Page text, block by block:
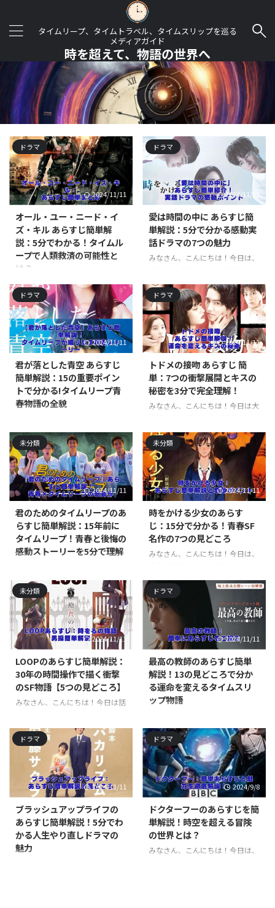
タイムリープ、タイムトラベル、タイムスリップを巡る
メディアガイド
時を超えて、物語の世界へ
ドラマ
2024/11/11
オール・ユー・ニード・イ
ズ・キル あらすじ簡単解
説：5分でわかる！タイムル
ープで人類救済の可能性と
は？
みなさん、こんにちは！今日は、
SF好きにはたまらない映画「オー
ル・ユー・ニード・イズ・キル」
のあらすじを簡単に紹介していき
ますよ。 この作品、タイムルー
プものとアクション映画が融合し
です。 主人公のケイジ少佐が、
宇宙人との戦いで何度も死んでは
蘇るという設定、面白いですよ
ね。 まるでゲームの「リスポー
できるんです。 でも、実際の戦場
では一度のミスが命取り。 その
緊張感がたまりません！ この映
画、単なるSFアクションじゃない
んですよ。 人間の成長や絆 ...
ドラマ
2024/11/11
愛は時間の中に あらすじ簡
単解説：5分で分かる感動実
話ドラマの7つの魅力
みなさん、こんにちは！今日は、
に」について、あらすじを簡単に
紹介しながら、その魅力に迫って
いきたいと思います。 実は私、
この映画を見て涙が止まらなかっ
たんですよ。 皆さんも同じよう
な経験ありますよね？ 「愛は時
間の中に」は、1970年代の日本
を舞台に、心臓疾患を抱える娘の
ために父親が人工心臓開発に挑む
という、実話に基づいた物語なん
です。 タイムトラベルものかと
る、もっと深い作品なんです。 主
人公の坪井宣政を演じる大泉洋さ
...
ドラマ
2024/11/11
君が落とした青空 あらすじ
簡単解説：15の重要ポイン
トで分かる!タイムリープ青
春物語の全貌
青春小説の名作「君が落とした青
空」について、あらすじを簡単に
紹介していきますよ。 この物
語、高校生の恋愛ドラマなんです
が、ちょっと変わったSF要素も入
っているんです。 面白いですよ
ね！ 主人公の実結と修弥は、葵
学院高校に通う普通の高校生。
でも、ある日突然、実結が同じ
11月1日を何度も繰り返すタイム
リープに巻き込まれちゃうんで
が、実は修弥に悲しい運命が待っ
ているんです…。 この作品、高校
生の日常や初恋の甘酸っぱさはも
ちろん、突然の事故という悲劇 ...
ドラマ
2024/11/11
トドメの接吻 あらすじ 簡
単：7つの衝撃展開とキスの
秘密を3分で完全理解！
みなさん、こんにちは！今日は大
いて、簡単にあらすじをご紹介し
ちゃいます。 このドラマ、見逃し
た人も多いんじゃないでしょう
か？ 「トドメの接吻」って、タイ
トルだけ聞くとラブストーリーか
な？って思いますよね。 でも、
実はSFとミステリーが絡み合っ
た、とってもユニークな作品なん
ですよ。 主人公の堂島旺太郎
は、一見イケメンで優しそうなホ
ストなんですが、実は金と権力し
に、タイムリープを繰り返すこと
になるんです。 面白そうじゃな ...
未分類
2024/11/11
君のためのタイムリープのあ
らすじ簡単解説：15年前に
タイムリープ！青春と後悔の
感動ストーリーを5分で理解
湾発の青春映画『君のためのタイ
ムリープ』について、あらすじを
簡単に紹介しながら、その魅力を
お伝えしていきます。 タイムリ
ープものって面白いですよね。 過
去に戻って人生をやり直せるなん
て、誰もが一度は考えたことがあ
るんじゃないでしょうか。 この
映画は、そんな誰もの心に潜む願
望を見事に描き出しているんで
す。 主人公のジョンシャンは、
きっかけに、20年前の1997年に
タイムリープします。 彼の目的
は、エンペイの運命を変えるこ
と。 でも、そう簡単にはいき ...
未分類
2024/11/11
時をかける少女のあらす
じ：15分で分かる！青春SF
名作の7つの見どころ
みなさん、こんにちは！今日は、
女』についてお話ししたいと思い
ます。 この作品、見たことある
人も多いんじゃないでしょうか？
高校生の主人公がタイムリープす
る能力を手に入れて、日常生活を
やり直していく…そんなストーリ
ーですよね。 でも、単純なSF作
品じゃないんです。 この映画に
は、青春ならではの悩みや成長、
そして時間の大切さについての深
いメッセージが込められているん
少女』のあらすじを簡単に紹介し
ながら、作品の魅力に迫っていき
ます。 タイムリープって ...
未分類
2024/11/11
LOOPのあらすじ簡単解説：
30年の時間操作で描く衝撃
のSF物語【5つの見どころ】
みなさん、こんにちは！今日は話
らすじを簡単に紹介しながら、そ
の魅力に迫っていきたいと思いま
す。 「LOOP」は、従来のタイム
ループものとは一味違う斬新な展
開で観客を魅了する作品なんで
す。 主人公が自分自身を追いか
けるという設定、面白いですよ
ね。 この映画、一言で言えば
「未来を変えるタイムトラベ
ル」。 過去ではなく未来に介入
するという斬新なアプローチが取
ドラマ
2024/11/11
最高の教師のあらすじ簡単
解説！13の見どころで分か
る運命を変えるタイムスリ
ップ物語
注目のドラマ「最高の教師」につ
いて、あらすじを簡単にご紹介し
ちゃいます。 このドラマ、すごく
面白いんですよ！ 主人公の九条
里奈先生が、なんと生徒に突き落
とされて1年前にタイムスリップ
しちゃうんです。 そこから始まる
2度目の1年間が、もう目が離せ
ないんですよね。 現代の学校っ
て、いじめや不登校、SNSトラブ
ルなど、いろんな問題が絡み合っ
ドラマ
2024/11/11
ブラッシュアップライフの
あらすじ簡単解説！5分でわ
かる人生やり直しドラマの
魅力
ドラマ
2024/9/8
ドクターフーのあらすじを簡
単解説！時空を超える冒険
の世界とは？
みなさん、こんにちは！今日は、